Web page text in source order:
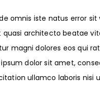
omnis iste natus error
architecto beatae
magni dolores eos qui
dolor sit amet,
ullamco laboris